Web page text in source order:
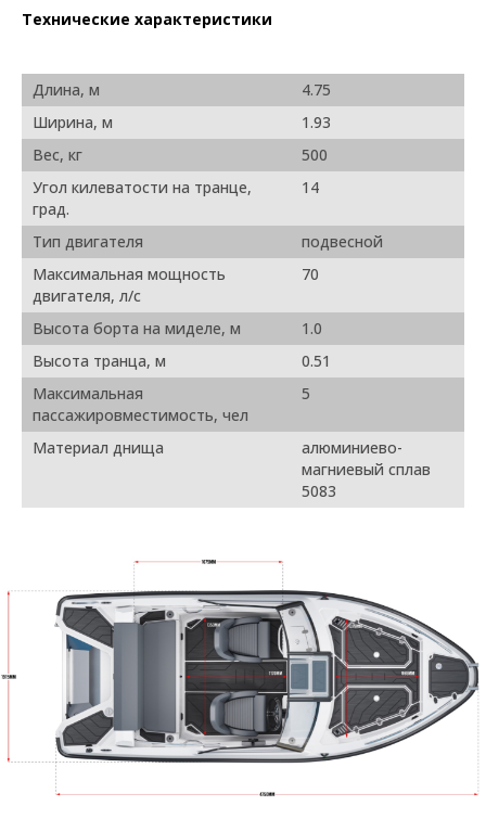
Технические характеристики
Длина, м
4.75
Ширина, м
1.93
Вес, кг
500
Угол килеватости на транце,
град.
14
Тип двигателя
подвесной
Максимальная мощность
двигателя, л/с
70
Высота борта на миделе, м
1.0
Высота транца, м
0.51
Максимальная
пассажировместимость, чел
5
Материал днища
алюминиево-
магниевый сплав
5083